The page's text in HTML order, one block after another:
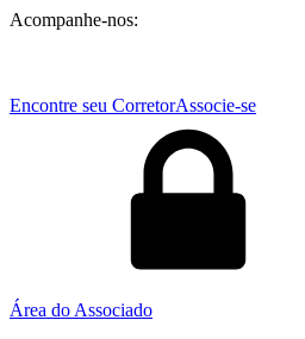
Acompanhe-nos:
Encontre seu CorretorAssocie-se
Área do Associado